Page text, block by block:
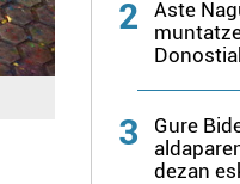
2
Aste
3
Gure
dezan